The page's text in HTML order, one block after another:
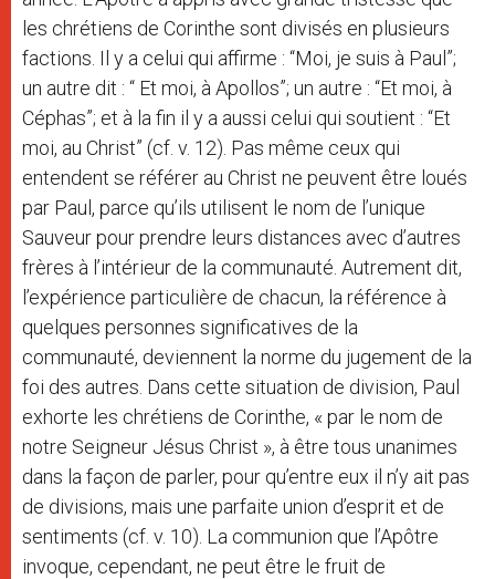
les chrétiens de Corinthe sont divisés en plusieurs
factions. Il y a celui qui affirme : “Moi, je suis à Paul”;
un autre dit : “ Et moi, à Apollos”; un autre : “Et moi, à
Céphas”; et à la fin il y a aussi celui qui soutient : “Et
moi, au Christ” (cf. v. 12). Pas même ceux qui
entendent se référer au Christ ne peuvent être loués
par Paul, parce qu’ils utilisent le nom de l’unique
Sauveur pour prendre leurs distances avec d’autres
frères à l’intérieur de la communauté. Autrement dit,
l’expérience particulière de chacun, la référence à
quelques personnes significatives de la
communauté, deviennent la norme du jugement de la
foi des autres. Dans cette situation de division, Paul
exhorte les chrétiens de Corinthe, « par le nom de
notre Seigneur Jésus Christ », à être tous unanimes
dans la façon de parler, pour qu’entre eux il n’y ait pas
de divisions, mais une parfaite union d’esprit et de
sentiments (cf. v. 10). La communion que l’Apôtre
invoque, cependant, ne peut être le fruit de